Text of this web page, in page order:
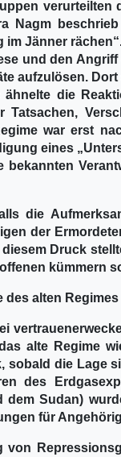
verurteilten
Nagm
im Jänner
und den
aufzulösen.
die
Tatsachen,
war erst
eines
bekannten
die
der
Druck
kümmern
des alten Regimes
alte Regime
sobald die Lage
des
dem Sudan)
für